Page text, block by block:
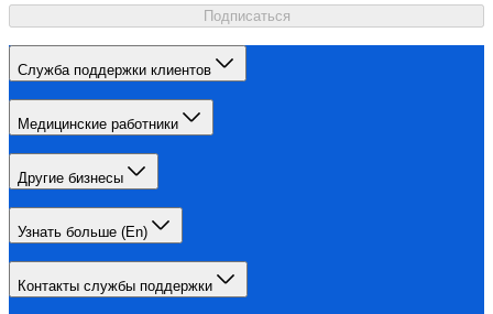
Подписаться
Служба поддержки клиентов
Медицинские работники
Другие бизнесы
Узнать больше (En)
Контакты службы поддержки